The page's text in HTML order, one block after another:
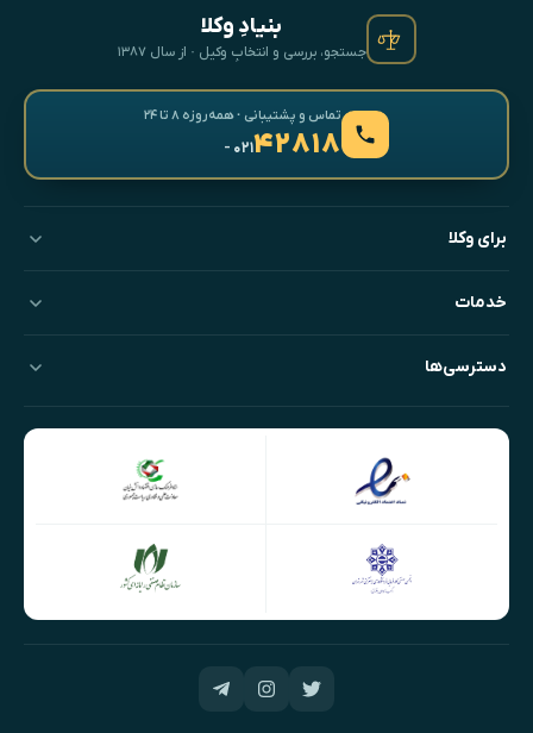
بنیادِ وکلا
جستجو، بررسی و انتخابِ وکیل · از سال ۱۳۸۷
تماس و پشتیبانی · همه‌روزه ۸ تا ۲۴
۴۲۸۱۸- ۰۲۱
برای وکلا
خدمات
دسترسی‌ها